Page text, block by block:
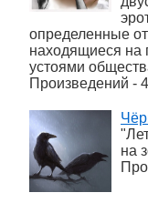
определенные
находящиеся на
устоями
Произведений - 4
на